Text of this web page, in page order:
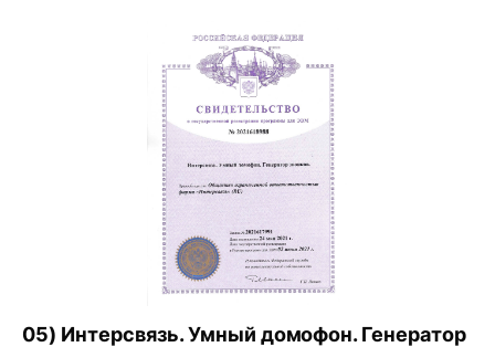
05) Интерсвязь. Умный домофон. Генератор